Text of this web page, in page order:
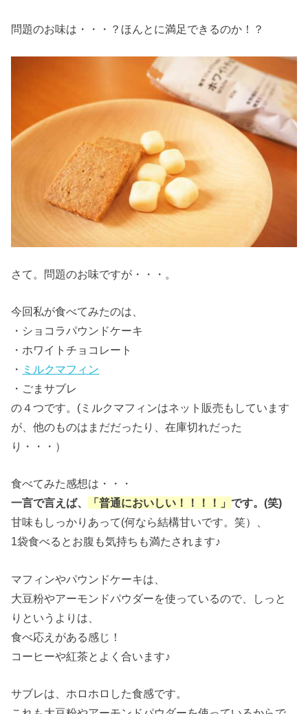
問題のお味は・・・？ほんとに満足できるのか！？
さて。問題のお味ですが・・・。
今回私が食べてみたのは、
・ショコラパウンドケーキ
・ホワイトチョコレート
・ ミルクマフィン
・ごまサブレ
の４つです。(ミルクマフィンはネット販売もしています
が、他のものはまだだったり、在庫切れだった
り・・・）
食べてみた感想は・・・
一言で言えば、
「普通においしい！！！！」です。(笑)
甘味もしっかりあって(何なら結構甘いです。笑）、
1袋食べるとお腹も気持ちも満たされます♪
マフィンやパウンドケーキは、
大豆粉やアーモンドパウダーを使っているので、しっと
りというよりは、
食べ応えがある感じ！
コーヒーや紅茶とよく合います♪
サブレは、ホロホロした食感です。